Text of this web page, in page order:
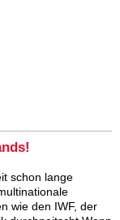
schon lange
wie den IWF, der